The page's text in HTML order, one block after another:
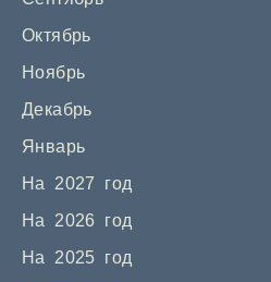
Октябрь
Ноябрь
Декабрь
Январь
На 2027 год
На 2026 год
На 2025 год